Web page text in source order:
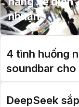
nhuận
4 tình huống
soundbar cho
DeepSeek